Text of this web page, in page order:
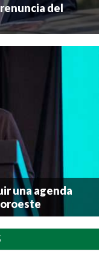
del
una agenda